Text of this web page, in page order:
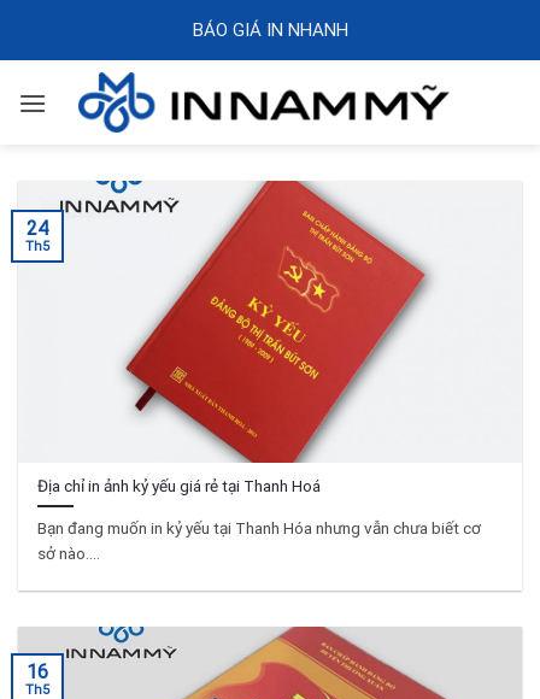
BÁO GIÁ IN NHANH
Địa chỉ in ảnh kỷ yếu giá rẻ tại Thanh Hoá
Bạn đang muốn in kỷ yếu tại Thanh Hóa nhưng vẫn chưa biết cơ
sở nào....
24
Th5
16
Th5